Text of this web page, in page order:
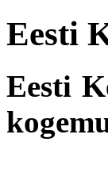
Eesti
Eesti